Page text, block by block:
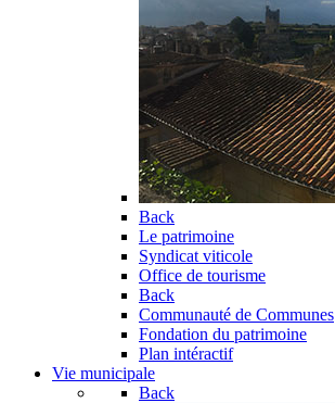
Back
Le patrimoine
Syndicat viticole
Office de tourisme
Back
Communauté de Communes
Fondation du patrimoine
Plan intéractif
Vie municipale
Back